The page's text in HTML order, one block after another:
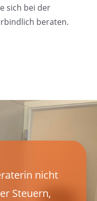
sich bei der
beraten.
nicht
Steuern,